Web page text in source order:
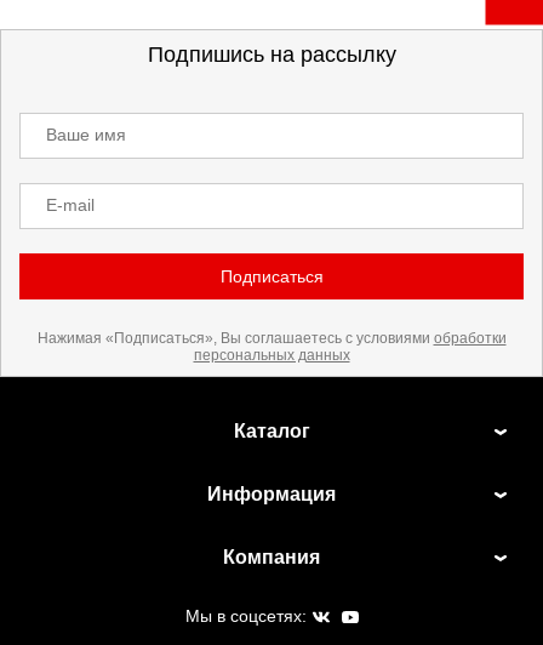
Подпишись на рассылку
Ваше имя
E-mail
Подписаться
Нажимая «Подписаться», Вы соглашаетесь с условиями обработки
персональных данных
Каталог
Информация
Компания
Мы в соцсетях: